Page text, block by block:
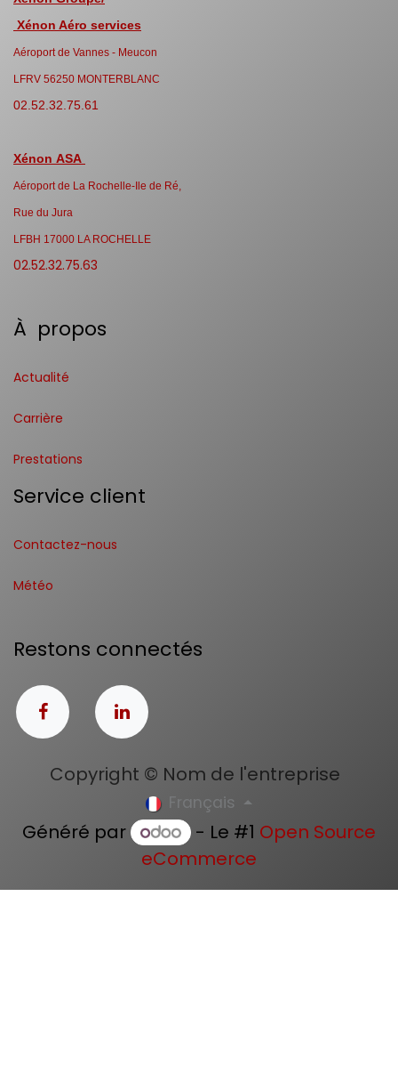
Xénon Aéro services
Aéroport de Vannes - Meucon
LFRV 56250 MONTERBLANC
02.52.32.75.61
Xénon ASA
Aéroport de La Rochelle-Ile de Ré,
Rue du Jura
LFBH 17000 LA ROCHELLE
02.52.32.75.63
À propos
Actualité
Carrière
Prestations
Service client
Contactez-nous
Météo
Restons connectés
Copyright © Nom de l'entreprise
Français
Généré par - Le #1 Open Source
eCommerce